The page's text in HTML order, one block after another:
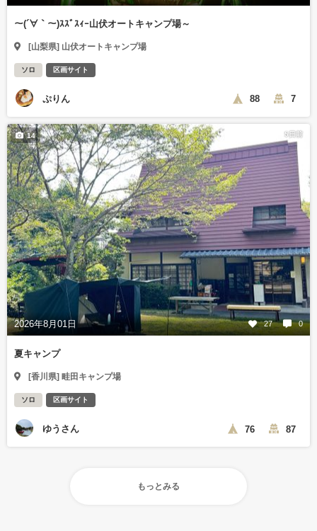
～(´∀｀～)ｽｽﾞｽｨｰ山伏オートキャンプ場～
[山梨県] 山伏オートキャンプ場
ソロ 区画サイト
ぷりん 88 7
5日前
2026年8月01日 27 0
14
夏キャンプ
[香川県] 畦田キャンプ場
ソロ 区画サイト
ゆうさん 76 87
もっとみる